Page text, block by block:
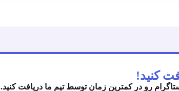
رو در کمترین زمان توسط تیم ما دریافت کنید.